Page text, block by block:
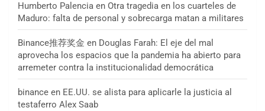
Humberto Palencia en Otra tragedia en los cuarteles de
Maduro: falta de personal y sobrecarga matan a militares
Binance推荐奖金 en Douglas Farah: El eje del mal
aprovecha los espacios que la pandemia ha abierto para
arremeter contra la institucionalidad democrática
binance en EE.UU. se alista para aplicarle la justicia al
testaferro Alex Saab